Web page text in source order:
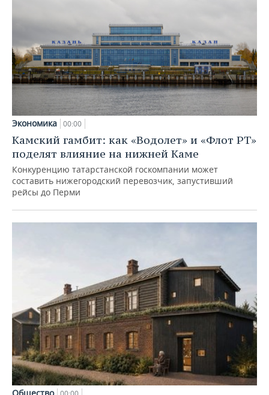
Экономика 00:00
Камский гамбит: как «Водолет» и «Флот РТ»
поделят влияние на нижней Каме
Конкуренцию татарстанской госкомпании может
составить нижегородский перевозчик, запустивший
рейсы до Перми
Общество